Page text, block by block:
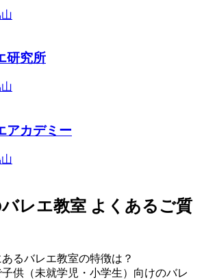
研究所
アカデミー
レエ教室 よくあるご質
るバレエ教室の特徴は？
供（未就学児・小学生）向けのバレ